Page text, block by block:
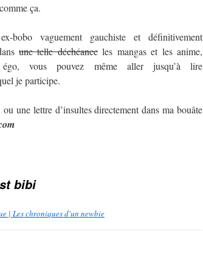
ça.
bobo vaguement gauchiste et définitivement
une telle déchéanceles mangas et les anime,
vous pouvez même aller jusqu’à lire
je participe.
une lettre d’insultes directement dans ma bouâte
bibi
| Les chroniques d'un newbie